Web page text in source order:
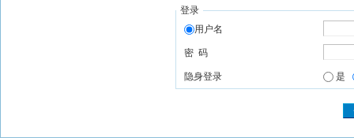
登录
用户名
密 码
隐身登录 是